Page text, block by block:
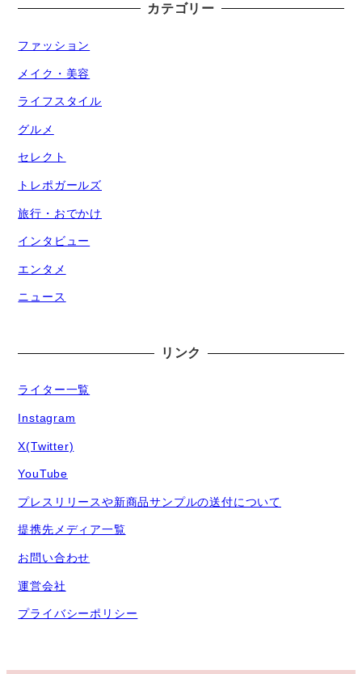
カテゴリー
ファッション
メイク・美容
ライフスタイル
グルメ
セレクト
トレポガールズ
旅行・おでかけ
インタビュー
エンタメ
ニュース
リンク
ライター一覧
Instagram
X(Twitter)
YouTube
プレスリリースや新商品サンプルの送付について
提携先メディア一覧
お問い合わせ
運営会社
プライバシーポリシー